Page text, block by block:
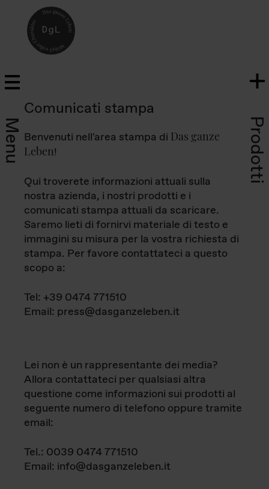
Menu Prodotti
Comunicati stampa
Benvenuti nell'area stampa di Das ganze
Leben!
Qui troverete informazioni attuali sulla
nostra azienda, i nostri prodotti e i
comunicati stampa attuali da scaricare.
Saremo lieti di fornirvi materiale di testo e
immagini su misura per la vostra richiesta di
stampa. Per favore contattateci a questo
scopo a:
Tel: +39 0474 771510
Email: press@dasganzeleben.it
Lei non è un rappresentante dei media?
Allora contattateci per qualsiasi altra
questione come informazioni sui prodotti al
seguente numero di telefono oppure tramite
email:
Tel.: 0039 0474 771510
Email: info@dasganzeleben.it